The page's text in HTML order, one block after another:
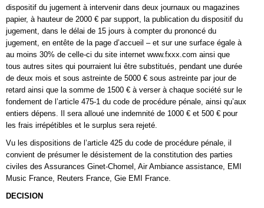
dispositif du jugement à intervenir dans deux journaux ou magazines
papier, à hauteur de 2000 € par support, la publication du dispositif du
jugement, dans le délai de 15 jours à compter du prononcé du
jugement, en entête de la page d’accueil – et sur une surface égale à
au moins 30% de celle-ci du site internet www.fxxx.com ainsi que
tous autres sites qui pourraient lui être substitués, pendant une durée
de deux mois et sous astreinte de 5000 € sous astreinte par jour de
retard ainsi que la somme de 1500 € à verser à chaque société sur le
fondement de l’article 475-1 du code de procédure pénale, ainsi qu’aux
entiers dépens. Il sera alloué une indemnité de 1000 € et 500 € pour
les frais irrépétibles et le surplus sera rejeté.
Vu les dispositions de l’article 425 du code de procédure pénale, il
convient de présumer le désistement de la constitution des parties
civiles des Assurances Ginet-Chomel, Air Ambiance assistance, EMI
Music France, Reuters France, Gie EMI France.
DECISION